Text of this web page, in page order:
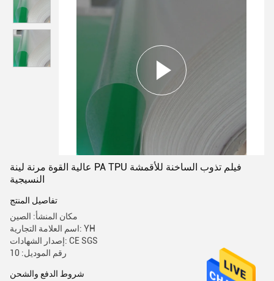
عالية القوة مرنة لينة PA TPU فيلم تذوب الساخنة للأقمشة
النسيجية
تفاصيل المنتج
مكان المنشأ: الصين
اسم العلامة التجارية: YH
إصدار الشهادات: CE SGS
رقم الموديل: 10
شروط الدفع والشحن